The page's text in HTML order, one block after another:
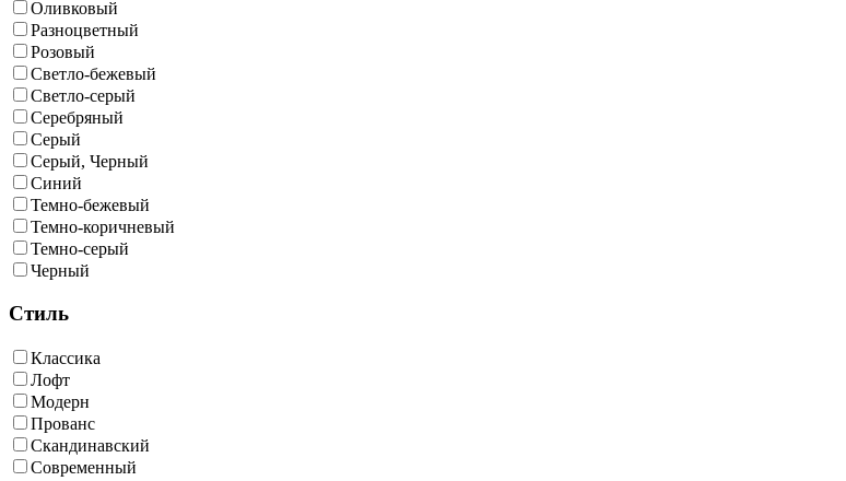
Оливковый
Разноцветный
Розовый
Светло-бежевый
Светло-серый
Серебряный
Серый
Серый, Черный
Синий
Темно-бежевый
Темно-коричневый
Темно-серый
Черный
Стиль
Классика
Лофт
Модерн
Прованс
Скандинавский
Современный